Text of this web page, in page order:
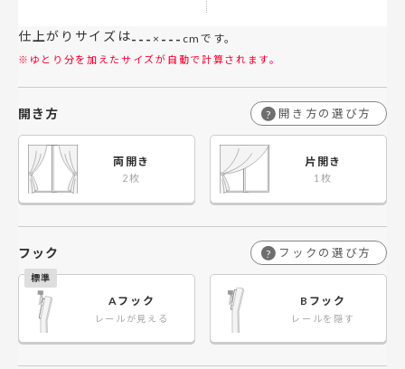
仕上がりサイズは--- × --- cmです。
※ゆとり分を加えたサイズが自動で計算されます。
開き方 ? 開き方の選び方
両開き 片開き
フック ? フックの選び方
Aフック
レールが見える
Bフック
レールを隠す